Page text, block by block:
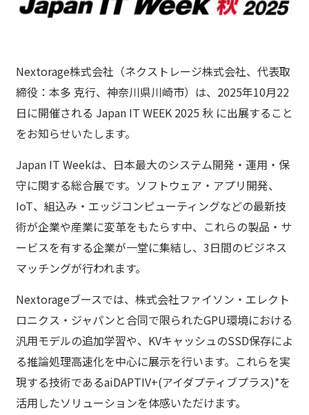
Nextorage株式会社（ネクストレージ株式会社、代表取
締役：本多 克行、神奈川県川崎市）は、2025年10月22
日に開催される Japan IT WEEK 2025 秋 に出展すること
をお知らせいたします。
Japan IT Weekは、日本最大のシステム開発・運用・保
守に関する総合展です。ソフトウェア・アプリ開発、
IoT、組込み・エッジコンピューティングなどの最新技
術が企業や産業に変革をもたらす中、これらの製品・サ
ービスを有する企業が一堂に集結し、3日間のビジネス
マッチングが行われます。
Nextorageブースでは、株式会社ファイソン・エレクト
ロニクス・ジャパンと合同で限られたGPU環境における
汎用モデルの追加学習や、KVキャッシュのSSD保存によ
る推論処理高速化を中心に展示を行います。これらを実
現する技術であるaiDAPTIV+(アイダプティブプラス)*を
活用したソリューションを体感いただけます。